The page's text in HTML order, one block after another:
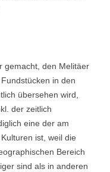
gemacht, den Melitäer
in den
übersehen wird,
der zeitlich
eine der am
ist, weil die
Bereich
sind als in anderen